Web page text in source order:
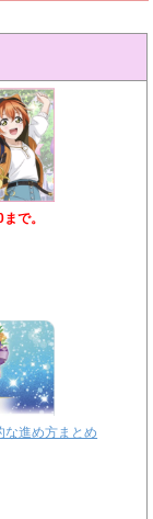
で。
な進め方まとめ